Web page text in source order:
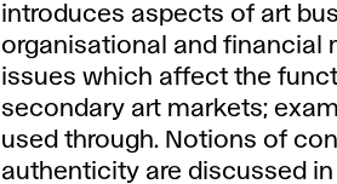
introduces aspects of art
organisational and financial
issues which affect the
secondary art markets;
used through. Notions of
authenticity are discussed